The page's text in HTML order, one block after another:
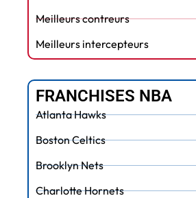
Meilleurs contreurs
Meilleurs intercepteurs
FRANCHISES NBA
Atlanta Hawks
Boston Celtics
Brooklyn Nets
Charlotte Hornets